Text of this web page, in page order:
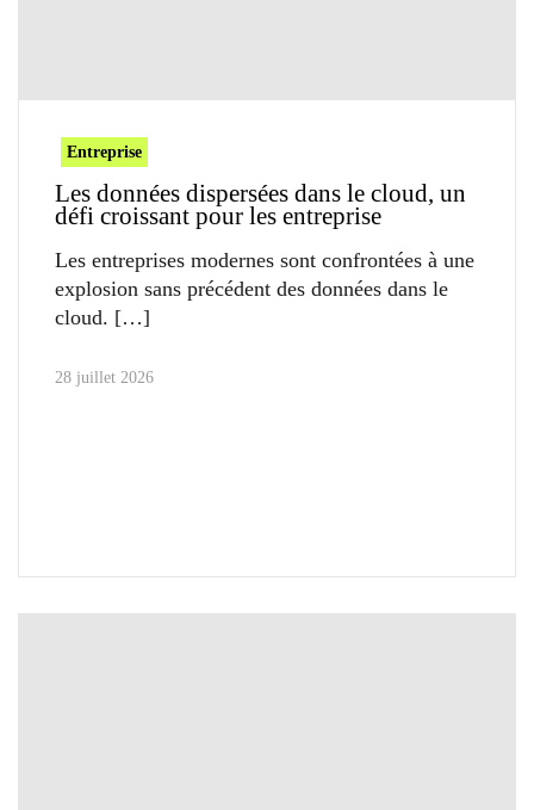
Entreprise
Les données dispersées dans le cloud, un
défi croissant pour les entreprise
Les entreprises modernes sont confrontées à une
explosion sans précédent des données dans le
cloud.
28 juillet 2026